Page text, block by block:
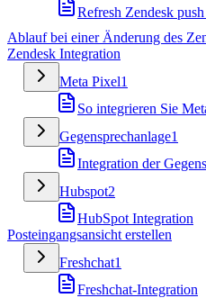
Refresh Zendesk
Ablauf bei einer Änderung des
Zendesk Integration
Meta Pixel1
So integrieren Sie
Gegensprechanlage1
Integration der
Hubspot2
HubSpot Integration
Posteingangsansicht erstellen
Freshchat1
Freshchat-Integration